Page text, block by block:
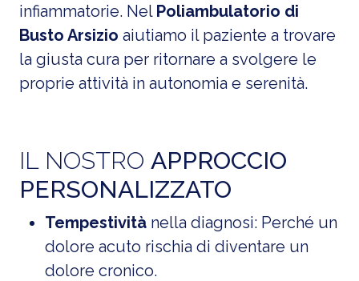
infiammatorie. Nel Poliambulatorio di
Busto Arsizio aiutiamo il paziente a trovare
la giusta cura per ritornare a svolgere le
proprie attività in autonomia e serenità.
IL NOSTRO APPROCCIO
PERSONALIZZATO
Tempestività nella diagnosi: Perché un
dolore acuto rischia di diventare un
dolore cronico.